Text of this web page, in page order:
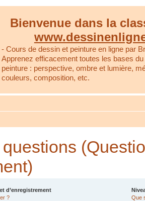
Bienvenue dans la
- Cours de dessin et peinture en ligne par
Apprenez efficacement toutes les bases
peinture : perspective, ombre et lumière,
couleurs, composition, etc.
d’enregistrement
?
Que